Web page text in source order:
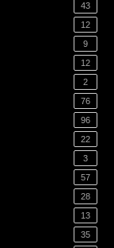
43
12
9
12
2
76
96
22
3
57
28
13
35